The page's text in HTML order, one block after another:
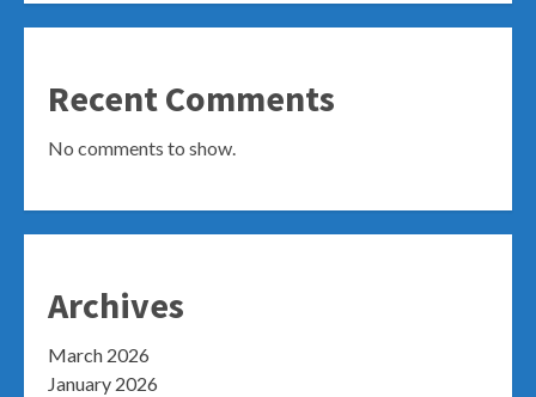
Recent Comments
No comments to show.
Archives
March 2026
January 2026